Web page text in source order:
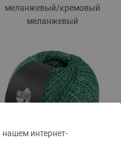
интернет-
меланжевый/кремовый
меланжевый